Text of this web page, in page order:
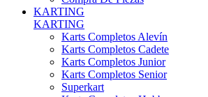
KARTING
Karts Completos Alevín
Karts Completos Cadete
Karts Completos Junior
Karts Completos Senior
Superkart
Karts Completos Hobbye
Remolques